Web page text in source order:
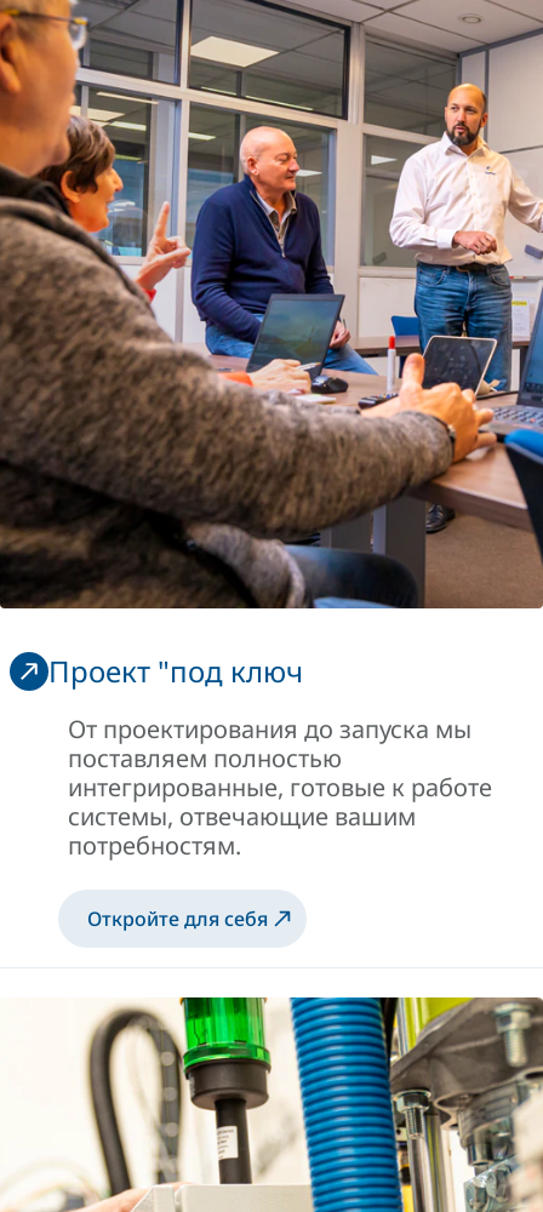
Проект "под ключ
От проектирования до запуска мы
поставляем полностью
интегрированные, готовые к работе
системы, отвечающие вашим
потребностям.
Откройте для себя